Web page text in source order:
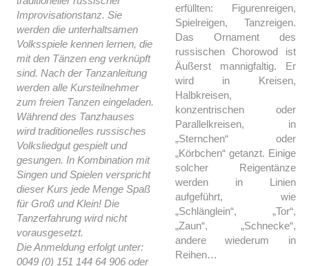
Improvisationstanz. Sie
werden die unterhaltsamen
Volksspiele kennen lernen, die
mit den Tänzen eng verknüpft
sind. Nach der Tanzanleitung
werden alle Kursteilnehmer
zum freien Tanzen eingeladen.
Während des Tanzhauses
wird traditionelles russisches
Volksliedgut gespielt und
gesungen. In Kombination mit
Singen und Spielen verspricht
dieser Kurs jede Menge Spaß
für Groß und Klein! Die
Tanzerfahrung wird nicht
vorausgesetzt.
Die Anmeldung erfolgt unter:
0049 (0) 151 144 64 906 oder
erfüllten: Figurenreigen,
Spielreigen, Tanzreigen.
Das Ornament des
russischen Chorowod ist
Äußerst mannigfaltig. Er
wird in Kreisen,
Halbkreisen,
konzentrischen oder
Parallelkreisen, in
„Sternchen“ oder
„Körbchen“ getanzt. Einige
solcher Reigentänze
werden in Linien
aufgeführt, wie
„Schlänglein“, „Tor“,
„Zaun“, „Schnecke“,
andere wiederum in
Reihen…